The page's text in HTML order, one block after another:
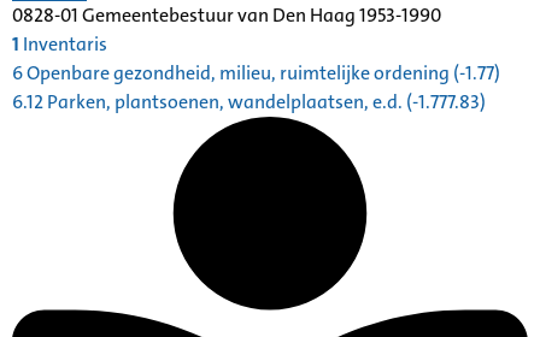
0828-01 Gemeentebestuur van Den Haag 1953-1990
1 Inventaris
6 Openbare gezondheid, milieu, ruimtelijke ordening (-1.77)
6.12 Parken, plantsoenen, wandelplaatsen, e.d. (-1.777.83)